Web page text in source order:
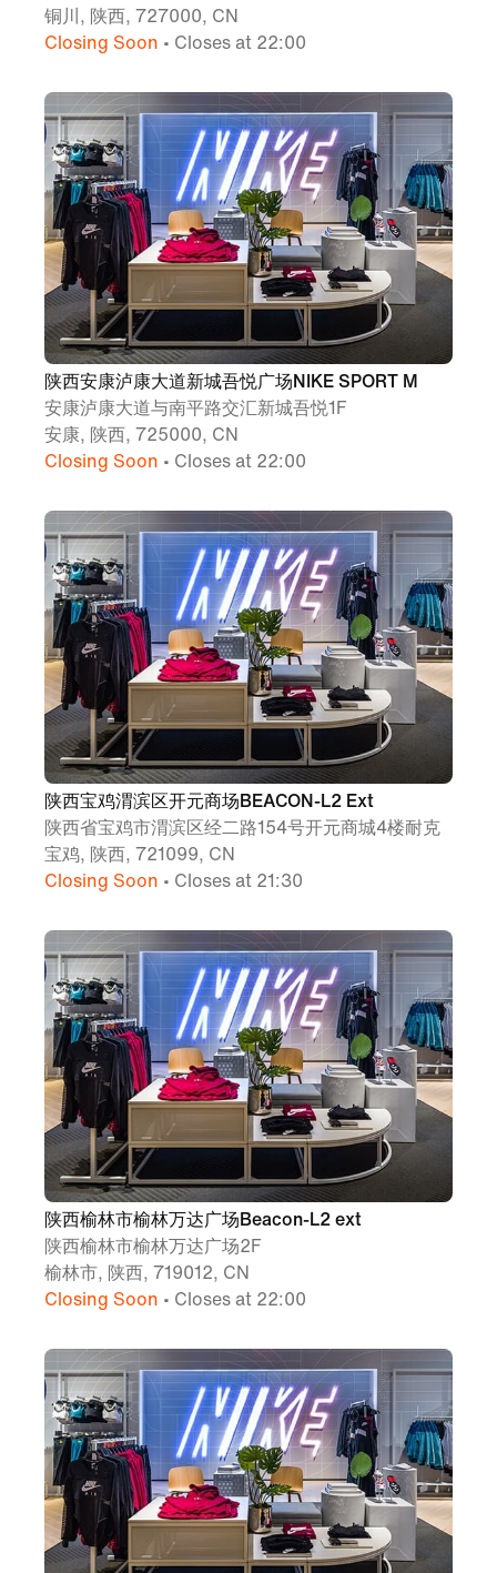
铜川, 陕西, 727000, CN
Closing Soon • Closes at 22:00
陕西安康泸康大道新城吾悦广场NIKE SPORT M
安康泸康大道与南平路交汇新城吾悦1F
安康, 陕西, 725000, CN
Closing Soon • Closes at 22:00
陕西宝鸡渭滨区开元商场BEACON-L2 Ext
陕西省宝鸡市渭滨区经二路154号开元商城4楼耐克
宝鸡, 陕西, 721099, CN
Closing Soon • Closes at 21:30
陕西榆林市榆林万达广场Beacon-L2 ext
陕西榆林市榆林万达广场2F
榆林市, 陕西, 719012, CN
Closing Soon • Closes at 22:00